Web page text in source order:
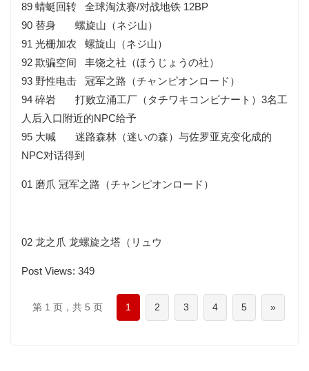
89 蜻蜓回转 全球淘汰赛/对战地铁 12BP
90 替身 螺旋山（ネジ山）
91 光栅加农 螺旋山（ネジ山）
92 欺骗空间 丰饶之社（ほうじょうの社）
93 野性电击 冠军之路（チャンピオンロード）
94 碎岩 打败立涌工厂（タチワキコンビナート）3名工
人后入口附近的NPC给予
95 大喊 迷路森林（迷いの森）与佐罗亚克变化成的
NPC对话得到
01 磨爪 冠军之路（チャンピオンロード）
02 龙之爪 龙螺旋之塔（リュウ
Post Views: 349
第 1 页，共 5 页 1 2 3 4 5 »